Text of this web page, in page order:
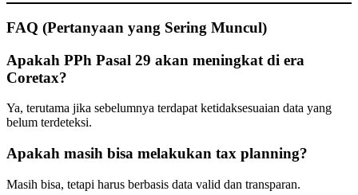
FAQ (Pertanyaan yang Sering Muncul)
Apakah PPh Pasal 29 akan meningkat di era
Coretax?
Ya, terutama jika sebelumnya terdapat ketidaksesuaian data yang
belum terdeteksi.
Apakah masih bisa melakukan tax planning?
Masih bisa, tetapi harus berbasis data valid dan transparan.